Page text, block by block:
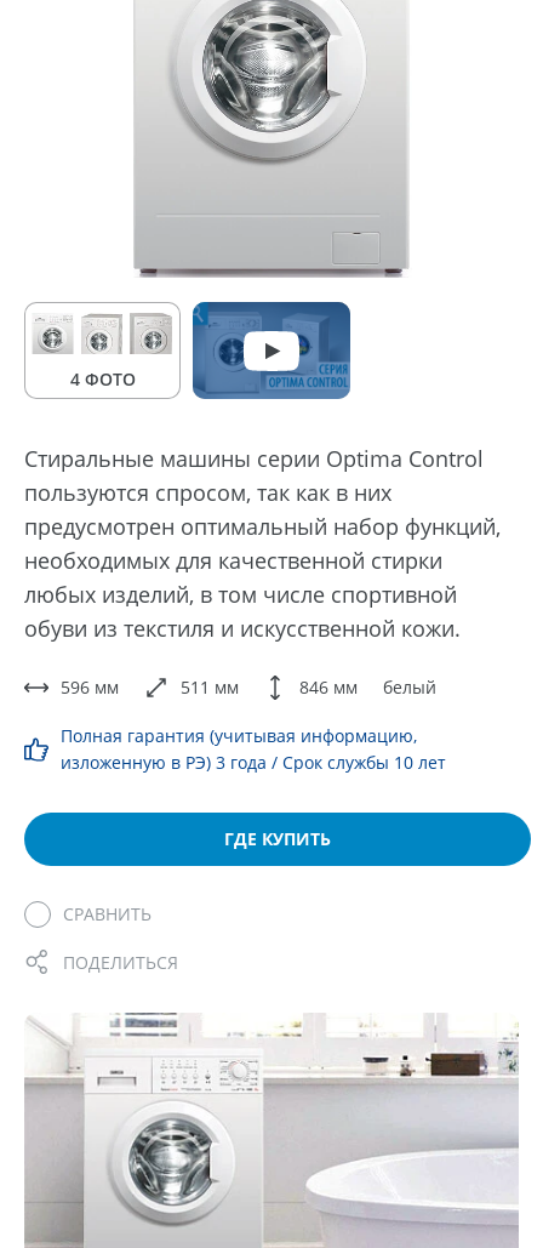
4 ФОТО
Стиральные машины серии Optima Control
пользуются спросом, так как в них
предусмотрен оптимальный набор функций,
необходимых для качественной стирки
любых изделий, в том числе спортивной
обуви из текстиля и искусственной кожи.
596 мм 511 мм 846 мм белый
Полная гарантия (учитывая информацию,
изложенную в РЭ) 3 года / Срок службы 10 лет
ГДЕ КУПИТЬ
СРАВНИТЬ
ПОДЕЛИТЬСЯ